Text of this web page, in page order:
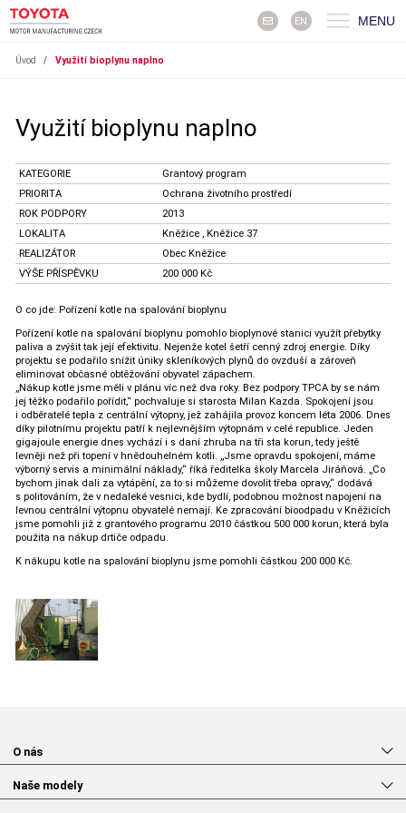
EN MENU
Úvod / Využití bioplynu naplno
Využití bioplynu naplno
KATEGORIE
Grantový program
PRIORITA
Ochrana životního prostředí
ROK PODPORY
2013
LOKALITA
Kněžice , Kněžice 37
REALIZÁTOR
Obec Kněžice
VÝŠE PŘÍSPĚVKU
200 000 Kč
O co jde: Pořízení kotle na spalování bioplynu
Pořízení kotle na spalování bioplynu pomohlo bioplynové stanici využít přebytky
paliva a zvýšit tak její efektivitu. Nejenže kotel šetří cenný zdroj energie. Díky
projektu se podařilo snížit úniky skleníkových plynů do ovzduší a zároveň
eliminovat občasné obtěžování obyvatel zápachem.
„Nákup kotle jsme měli v plánu víc než dva roky. Bez podpory TPCA by se nám
jej těžko podařilo pořídit,“ pochvaluje si starosta Milan Kazda. Spokojení jsou
i odběratelé tepla z centrální výtopny, jež zahájila provoz koncem léta 2006. Dnes
díky pilotnímu projektu patří k nejlevnějším výtopnám v celé republice. Jeden
gigajoule energie dnes vychází i s daní zhruba na tři sta korun, tedy ještě
levněji než při topení v hnědouhelném kotli. „Jsme opravdu spokojení, máme
výborný servis a minimální náklady,“ říká ředitelka školy Marcela Jiráňová. „Co
bychom jinak dali za vytápění, za to si můžeme dovolit třeba opravy,“ dodává
s politováním, že v nedaleké vesnici, kde bydlí, podobnou možnost napojení na
levnou centrální výtopnu obyvatelé nemají. Ke zpracování bioodpadu v Kněžicích
jsme pomohli již z grantového programu 2010 částkou 500 000 korun, která byla
použita na nákup drtiče odpadu.
K nákupu kotle na spalování bioplynu jsme pomohli částkou 200 000 Kč.
O nás
Naše modely